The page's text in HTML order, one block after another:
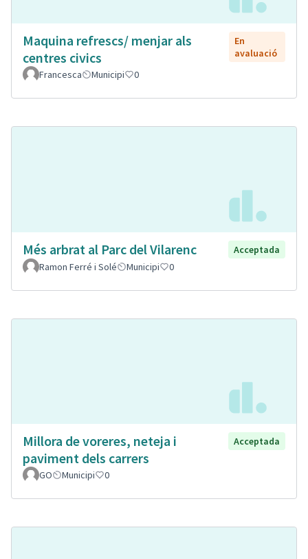
Maquina refrescs/ menjar als
centres civics
En
avaluació
Francesca
Municipi 0
Més arbrat al Parc del Vilarenc
Acceptada
Ramon Ferré i Solé
Municipi 0
Millora de voreres, neteja i
paviment dels carrers
Acceptada
GO Municipi 0